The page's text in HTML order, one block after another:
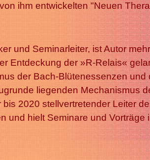
ihm entwickelten "Neuen
und Seminarleiter, ist Autor
Entdeckung der »R-Relais«
der Bach-Blütenessenzen und
liegenden Mechanismus
2020 stellvertretender Leiter
und hielt Seminare und Vorträge